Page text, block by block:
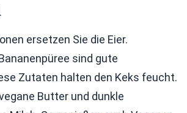
ersetzen Sie die Eier.
sind gute
Zutaten halten den Keks feucht.
Butter und dunkle